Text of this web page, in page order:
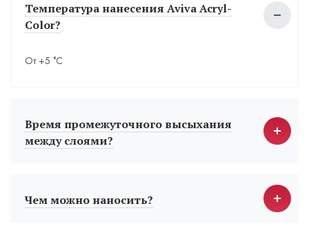
Температура нанесения Aviva Acryl-
Color?
От +5 °С
Время промежуточного высыхания
между слоями?
Чем можно наносить?